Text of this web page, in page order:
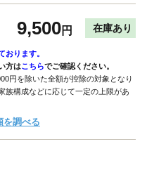
9,500円 在庫あり
おります。
方はこちらでご確認ください。
円を除いた全額が控除の対象となり
族構成などに応じて一定の上限があ
を調べる